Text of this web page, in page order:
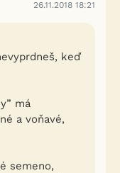
26.11.2018 18:21
keď
má
a voňavé,
semeno,